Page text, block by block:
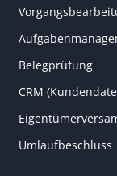
Belegprüfung
CRM
Umlaufbeschluss